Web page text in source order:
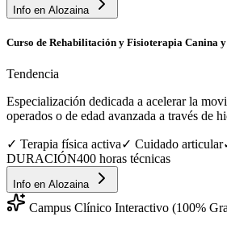
Info en Alozaina
Curso de Rehabilitación y Fisioterapia Canina
Tendencia
Especialización dedicada a acelerar la
operados o de edad avanzada a través de
✓ Terapia física activa✓ Cuidado articular
DURACIÓN400 horas técnicas
Info en Alozaina
Campus Clínico Interactivo (100%